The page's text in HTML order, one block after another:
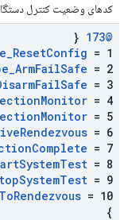
کدهای وضعیت کنترل
@173
{
_ResetConfig = 1
_ArmFailSafe = 2
FailSafe = 3
Monitor = 4
Monitor = 5
Rendezvous = 6
Complete = 7
SystemTest = 8
SystemTest = 9
ToRendezvous = 10
}